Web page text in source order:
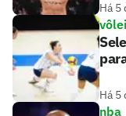
Há 5
vôlei
Há 5
nba